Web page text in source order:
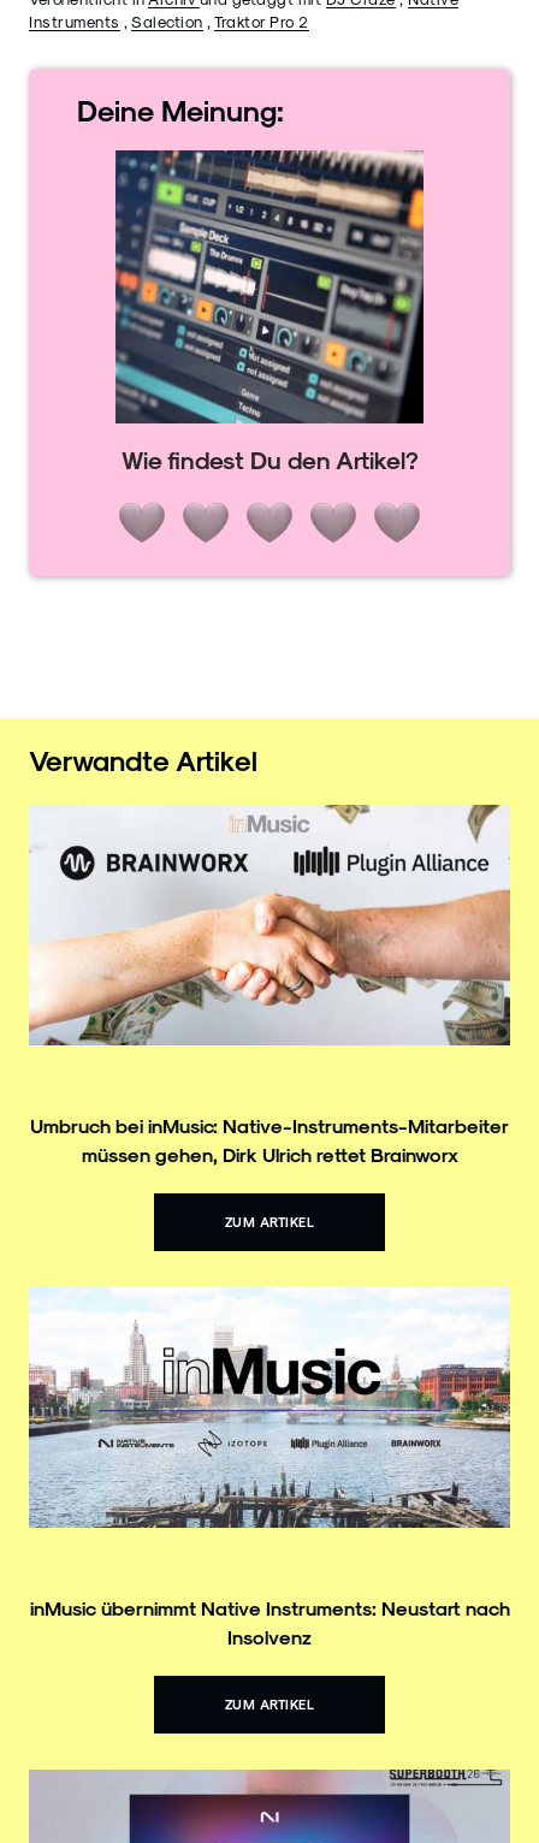
Instruments , Salection , Traktor Pro 2
Deine Meinung:
Wie findest Du den Artikel?
Verwandte Artikel
Umbruch bei inMusic: Native-Instruments-Mitarbeiter
müssen gehen, Dirk Ulrich rettet Brainworx
ZUM ARTIKEL
inMusic übernimmt Native Instruments: Neustart nach
Insolvenz
ZUM ARTIKEL